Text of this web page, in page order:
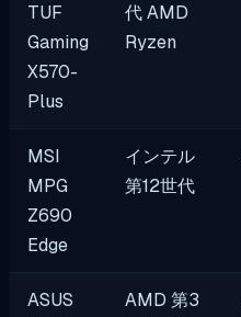
TUF
Gaming
X570-
Plus
代 AMD
Ryzen
MSI
MPG
Z690
Edge
インテル
第12世代
ASUS
AMD 第3